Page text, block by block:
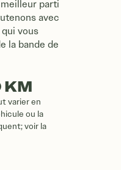
parti
avec
vous
la bande de
varier en
ou la
voir la